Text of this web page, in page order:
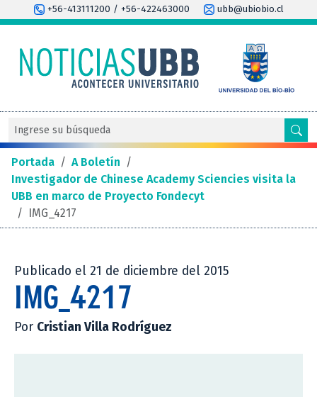
+56-413111200 / +56-422463000 ubb@ubiobio.cl
Portada / A Boletín /
Investigador de Chinese Academy Sciencies visita la
UBB en marco de Proyecto Fondecyt
/ IMG_4217
Publicado el 21 de diciembre del 2015
IMG_4217
Por Cristian Villa Rodríguez